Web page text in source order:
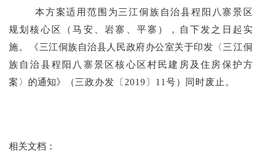
本方案适用范围为三江侗族自治县程阳八寨景区
规划核心区
（马安
、岩寨、平寨），自下发之日起实
施。
《三江侗族自治县人民政府办公室关于印发〈 三江侗
族自治县程阳八寨景区核心区村民建房及住房保护方
案 〉的通知》（三政办发〔 2019 〕 11 号） 同时废止。
相关文档：